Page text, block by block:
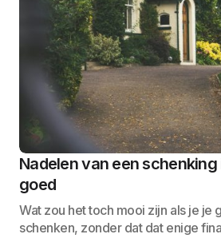
Nadelen van een
goed
Wat zou het toch mooi zijn als je je
schenken, zonder dat dat enige